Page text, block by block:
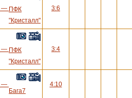
— ПФК
"Кристалл"
3:6
— ПФК
"Кристалл"
3:4
—
Бага7
4:10